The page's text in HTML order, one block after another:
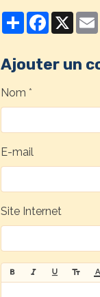
PartagerFacebook
X
Ajouter un
Nom
E-mail
Site Internet